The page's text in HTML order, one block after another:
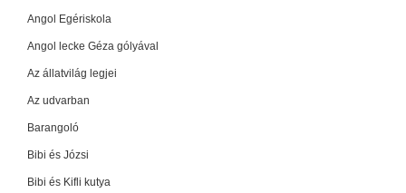
Angol Egériskola
Angol lecke Géza gólyával
Az állatvilág legjei
Az udvarban
Barangoló
Bibi és Józsi
Bibi és Kifli kutya